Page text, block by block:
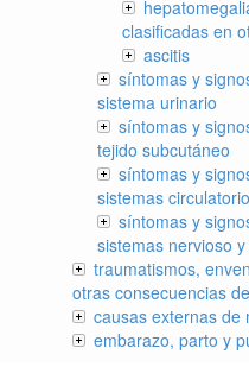
clasificadas en
ascitis
síntomas y
sistema urinario
síntomas y
tejido subcutáneo
síntomas y
sistemas
síntomas y
sistemas nervioso
traumatismos,
otras consecuencias
causas externas de
embarazo, parto y